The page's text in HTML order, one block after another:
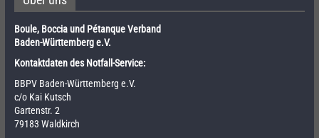
Boule, Boccia und Pétanque Verband
Baden-Württemberg e.V.
Kontaktdaten des Notfall-Service:
BBPV Baden-Württemberg e.V.
c/o Kai Kutsch
Gartenstr. 2
79183 Waldkirch